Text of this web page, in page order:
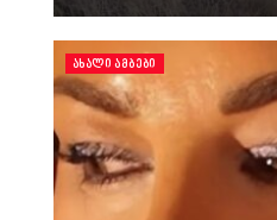
ᲐᲮᲐᲚᲘ ᲐᲛᲑᲔᲑᲘ